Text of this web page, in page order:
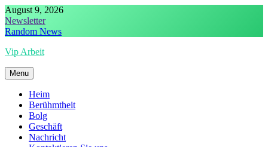
Skip
to
content
August 9, 2026
Newsletter
Random News
Vip Arbeit
Menu
Heim
Berühmtheit
Bolg
Geschäft
Nachricht